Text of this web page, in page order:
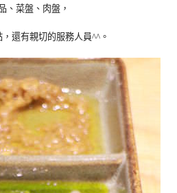
、菜盤、肉盤，
還有親切的服務人員^^。